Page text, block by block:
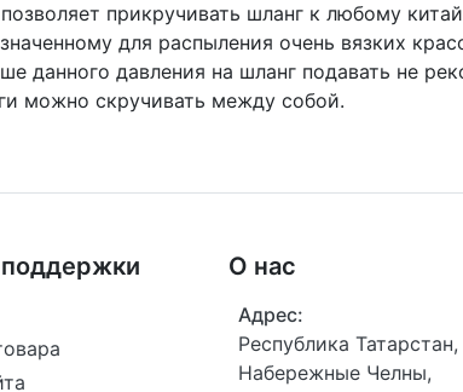
прикручивать шланг к любому
для распыления очень вязких
данного давления на шланг подавать не
можно скручивать между собой.
О нас
Адрес:
Республика Татарстан,
Набережные Челны,